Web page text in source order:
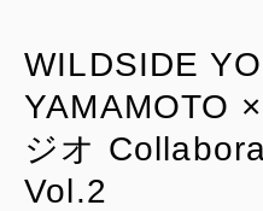
WILDSIDE
YAMAMOTO
ジオ
Vol.2